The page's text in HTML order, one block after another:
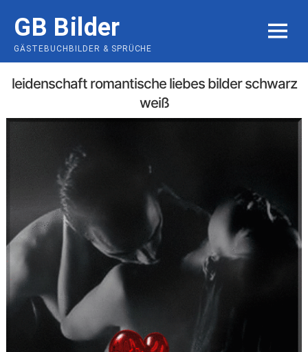
content
GB Bilder
GÄSTEBUCHBILDER & SPRÜCHE
MENU
leidenschaft romantische liebes bilder schwarz
weiß